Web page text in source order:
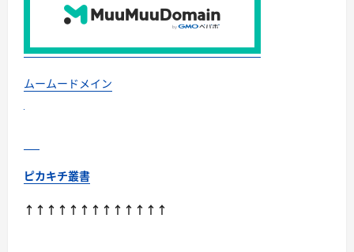
つ
い
さ
ら
ムームードメイン
ピカキチ叢書
↑↑↑↑↑↑↑↑↑↑↑↑↑